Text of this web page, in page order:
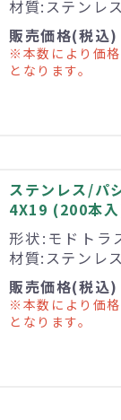
材質:ステンレ
販売価格(税込
※本数により価
となります。
ステンレス/パ
4X19 (200本
形状:モドトラ
材質:ステンレ
販売価格(税込
※本数により価
となります。